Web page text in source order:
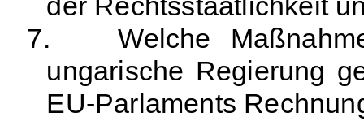
7.
Welche
ungarische Regierung
EU-Parlaments